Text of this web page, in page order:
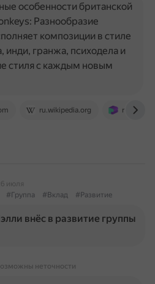
ru.wikipedia.org
особенности британской
Разнообразие
композиции в стиле
инди, гранжа, психодела и
стиля с каждым новым
июля
#Группа #Вклад #Развитие
внёс в развитие группы
неточности